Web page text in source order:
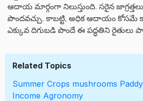
ఆదాయ మార్గంగా నిలుస్తుంది. సరైన
పొందవచ్చు. కాబట్టి, అధిక ఆదాయం కోసమే
ఎక్కువ దిగుబడి పొందే ఈ పద్ధతిని రైతులు
Related Topics
Summer Crops mushrooms
Income Agronomy